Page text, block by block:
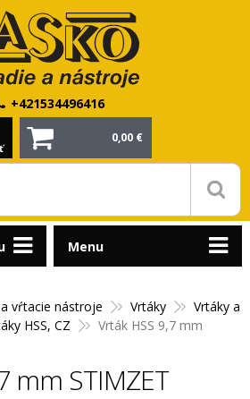
+421534496416
0,00 €
vŕtacie nástroje Vrtáky
Vrtáky a
HSS, CZ
Vrták HSS 9,7 mm
mm STIMZET
Menu